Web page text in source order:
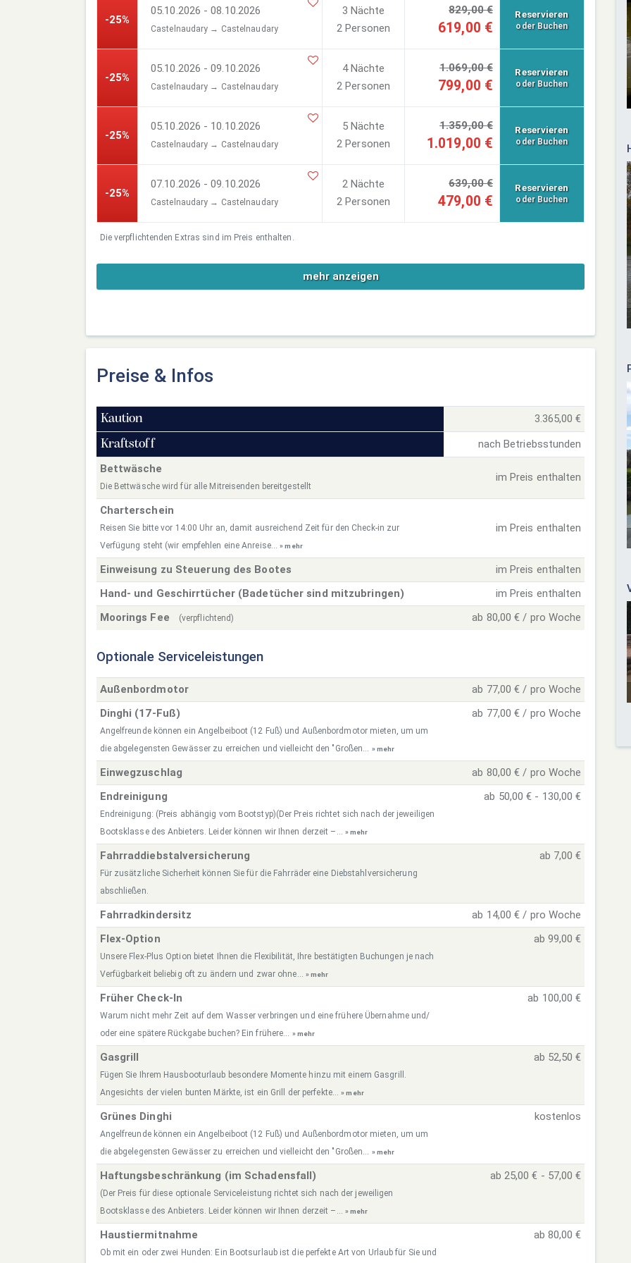
-25%
05.10.2026 - 08.10.2026
Castelnaudary → Castelnaudary
3 Nächte
2 Personen
829,00 €
619,00 €
Reservieren
oder Buchen
-25%
05.10.2026 - 09.10.2026
Castelnaudary → Castelnaudary
4 Nächte
2 Personen
1.069,00 €
799,00 €
Reservieren
oder Buchen
-25%
05.10.2026 - 10.10.2026
Castelnaudary → Castelnaudary
5 Nächte
2 Personen
1.359,00 €
1.019,00 €
Reservieren
oder Buchen
-25%
07.10.2026 - 09.10.2026
Castelnaudary → Castelnaudary
2 Nächte
2 Personen
639,00 €
479,00 €
Reservieren
oder Buchen
Die verpflichtenden Extras sind im Preis enthalten.
mehr anzeigen
Preise & Infos
Kaution 3.365,00 €
Kraftstoff
nach Betriebsstunden
Bettwäsche
Die Bettwäsche wird für alle Mitreisenden bereitgestellt
im Preis enthalten
Charterschein
Reisen Sie bitte vor 14:00 Uhr an, damit ausreichend Zeit für den Check-in zur
Verfügung steht (wir empfehlen eine Anreise...» mehr
im Preis enthalten
Einweisung zu Steuerung des Bootes
im Preis enthalten
Hand- und Geschirrtücher (Badetücher sind mitzubringen)
im Preis enthalten
Moorings Fee
(verpflichtend) ab 80,00 € / pro Woche
Optionale Serviceleistungen
Außenbordmotor
ab 77,00 € / pro Woche
Dinghi (17-Fuß)
Angelfreunde können ein Angelbeiboot (12 Fuß) und Außenbordmotor mieten, um um
die abgelegensten Gewässer zu erreichen und vielleicht den "Großen... » mehr
ab 77,00 € / pro Woche
Einwegzuschlag
ab 80,00 € / pro Woche
Endreinigung
Endreinigung: (Preis abhängig vom Bootstyp)(Der Preis richtet sich nach der jeweiligen
Bootsklasse des Anbieters. Leider können wir Ihnen derzeit –... » mehr
ab 50,00 € - 130,00 €
Fahrraddiebstalversicherung
Für zusätzliche Sicherheit können Sie für die Fahrräder eine Diebstahlversicherung
abschließen.
ab 7,00 €
Fahrradkindersitz
ab 14,00 € / pro Woche
Flex-Option
Unsere Flex-Plus Option bietet Ihnen die Flexibilität, Ihre bestätigten Buchungen je nach
Verfügbarkeit beliebig oft zu ändern und zwar ohne... » mehr
ab 99,00 €
Früher Check-In
Warum nicht mehr Zeit auf dem Wasser verbringen und eine frühere Übernahme und/
oder eine spätere Rückgabe buchen? Ein frühere... » mehr
ab 100,00 €
Gasgrill
Fügen Sie Ihrem Hausbooturlaub besondere Momente hinzu mit einem Gasgrill.
Angesichts der vielen bunten Märkte, ist ein Grill der perfekte...» mehr
ab 52,50 €
Grünes Dinghi
Angelfreunde können ein Angelbeiboot (12 Fuß) und Außenbordmotor mieten, um um
die abgelegensten Gewässer zu erreichen und vielleicht den "Großen... » mehr
kostenlos
Haftungsbeschränkung (im Schadensfall)
(Der Preis für diese optionale Serviceleistung richtet sich nach der jeweiligen
Bootsklasse des Anbieters. Leider können wir Ihnen derzeit –... » mehr
ab 25,00 € - 57,00 €
Haustiermitnahme
Ob mit ein oder zwei Hunden: Ein Bootsurlaub ist die perfekte Art von Urlaub für Sie und
ab 80,00 €